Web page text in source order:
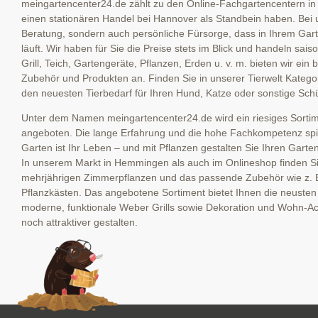
meingartencenter24.de zählt zu den Online-Fachgartencentern
einen stationären Handel bei Hannover als Standbein haben. Bei
Beratung, sondern auch persönliche Fürsorge, dass in Ihrem
läuft. Wir haben für Sie die Preise stets im Blick und handeln
Grill, Teich, Gartengeräte, Pflanzen, Erden u. v. m. bieten wir ein
Zubehör und Produkten an. Finden Sie in unserer Tierwelt
den neuesten Tierbedarf für Ihren Hund, Katze oder sonstige
Unter dem Namen meingartencenter24.de wird ein riesiges
angeboten. Die lange Erfahrung und die hohe Fachkompetenz
Garten ist Ihr Leben – und mit Pflanzen gestalten Sie Ihren
In unserem Markt in Hemmingen als auch im Onlineshop finden
mehrjährigen Zimmerpflanzen und das passende Zubehör wie z.
Pflanzkästen. Das angebotene Sortiment bietet Ihnen die
moderne, funktionale Weber Grills sowie Dekoration und Wohn-
noch attraktiver gestalten.